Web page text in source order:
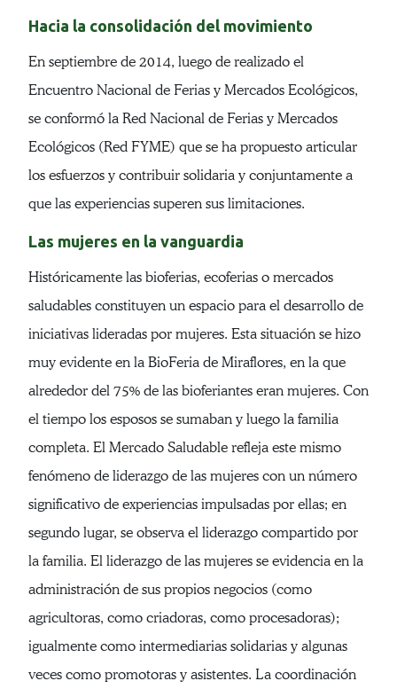
Hacia la consolidación del movimiento
En septiembre de 2014, luego de realizado el
Encuentro Nacional de Ferias y Mercados Ecológicos,
se conformó la Red Nacional de Ferias y Mercados
Ecológicos (Red FYME) que se ha propuesto articular
los esfuerzos y contribuir solidaria y conjuntamente a
que las experiencias superen sus limitaciones.
Las mujeres en la vanguardia
Históricamente las bioferias, ecoferias o mercados
saludables constituyen un espacio para el desarrollo de
iniciativas lideradas por mujeres. Esta situación se hizo
muy evidente en la BioFeria de Miraflores, en la que
alrededor del 75% de las bioferiantes eran mujeres. Con
el tiempo los esposos se sumaban y luego la familia
completa. El Mercado Saludable refleja este mismo
fenómeno de liderazgo de las mujeres con un número
significativo de experiencias impulsadas por ellas; en
segundo lugar, se observa el liderazgo compartido por
la familia. El liderazgo de las mujeres se evidencia en la
administración de sus propios negocios (como
agricultoras, como criadoras, como procesadoras);
igualmente como intermediarias solidarias y algunas
veces como promotoras y asistentes. La coordinación